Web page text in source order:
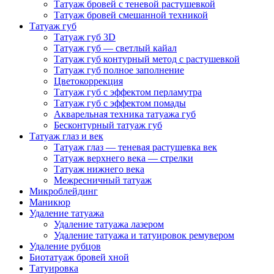
Татуаж бровей с теневой растушевкой
Татуаж бровей смешанной техникой
Татуаж губ
Татуаж губ 3D
Татуаж губ — светлый кайал
Татуаж губ контурный метод с растушевкой
Татуаж губ полное заполнение
Цветокоррекция
Татуаж губ с эффектом перламутра
Татуаж губ с эффектом помады
Акварельная техника татуажа губ
Бесконтурный татуаж губ
Татуаж глаз и век
Татуаж глаз — теневая растушевка век
Татуаж верхнего века — стрелки
Татуаж нижнего века
Межресничный татуаж
Микроблейдинг
Маникюр
Удаление татуажа
Удаление татуажа лазером
Удаление татуажа и татуировок ремувером
Удаление рубцов
Биотатуаж бровей хной
Татуировка